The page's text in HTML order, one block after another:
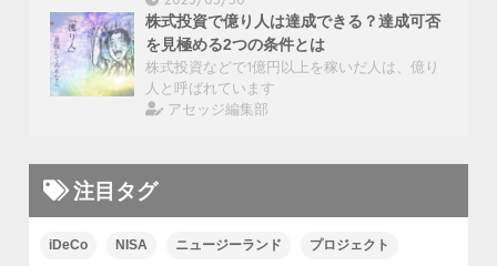
株式投資で億り人は達成できる？達成可否
を見極める2つの条件とは
株式投資などで1億円以上を稼いだ人は、億り
人と呼ばれています
アセッジ編集部
注目タグ
iDeCo NISA ニュージーランド プロジェクト